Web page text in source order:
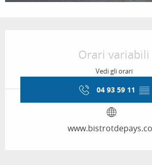
Orari variabili
Vedi gli orari
04 93 59 11 ▒▒